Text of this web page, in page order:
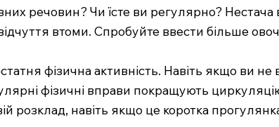
речовин? Чи їсте ви регулярно? Нестача
втоми. Спробуйте ввести більше
фізична активність. Навіть якщо ви
фізичні вправи покращують
розклад, навіть якщо це коротка